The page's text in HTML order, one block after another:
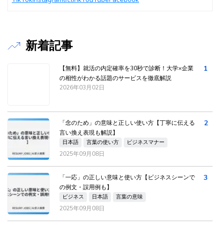
新着記事
【無料】就活の内定確率を30秒で診断！大学×企業
の相性がわかる話題のサービスを徹底解説
2026年03月02日
1
「念のため」の意味と正しい使い方【丁寧に伝える
言い換え表現も解説】
日本語 言葉の使い方 ビジネスマナー
2025年09月08日
2
「一応」の正しい意味と使い方【ビジネスシーンで
の例文・誤用例も】
ビジネス 日本語 言葉の意味
2025年09月08日
3